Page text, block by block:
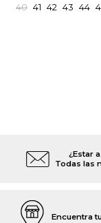
40 41 42 43 44
¿Estar
Todas las
Encuentra